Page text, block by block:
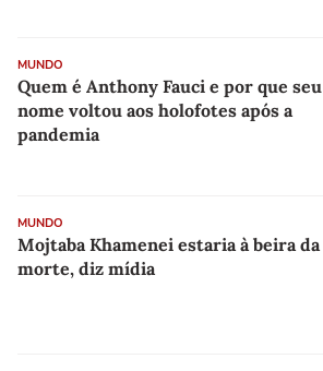
MUNDO
Quem é Anthony Fauci e por que seu
nome voltou aos holofotes após a
pandemia
MUNDO
Mojtaba Khamenei estaria à beira da
morte, diz mídia